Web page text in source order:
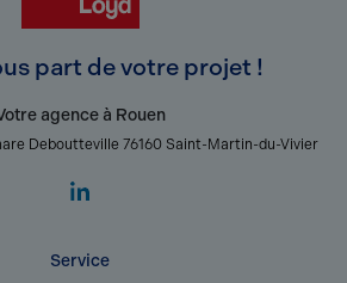
part de votre projet !
agence à Rouen
Deboutteville 76160 Saint-Martin-du-Vivier
Service